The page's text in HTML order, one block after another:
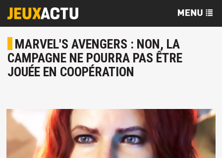
MARVEL'S AVENGERS : NON, LA
CAMPAGNE NE POURRA PAS ÊTRE
JOUÉE EN COOPÉRATION